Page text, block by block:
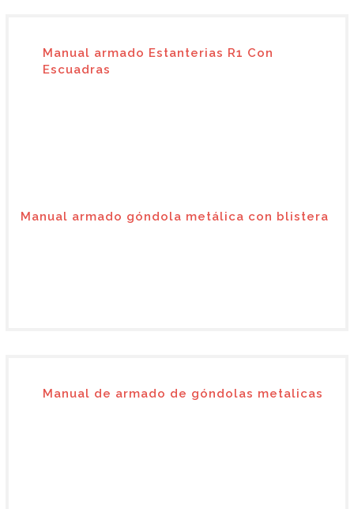
Manual armado Estanterias R1 Con
Escuadras
Manual armado góndola metálica con blistera
Manual de armado de góndolas metalicas